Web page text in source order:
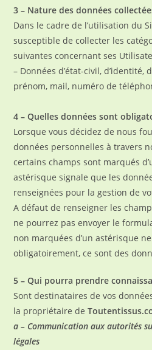
3 – Nature des données
Dans le cadre de l’utilisation du
susceptible de collecter les
suivantes concernant ses
– Données d’état-civil, d’identité,
prénom, mail, numéro de
4 – Quelles données sont
Lorsque vous décidez de nous
données personnelles à travers
certains champs sont marqués
astérisque signale que les
renseignées pour la gestion de
A défaut de renseigner les
ne pourrez pas envoyer le
non marquées d’un astérisque
obligatoirement, ce sont des
5 – Qui pourra prendre
Sont destinataires de vos
la propriétaire de
a – Communication aux autorités
légales